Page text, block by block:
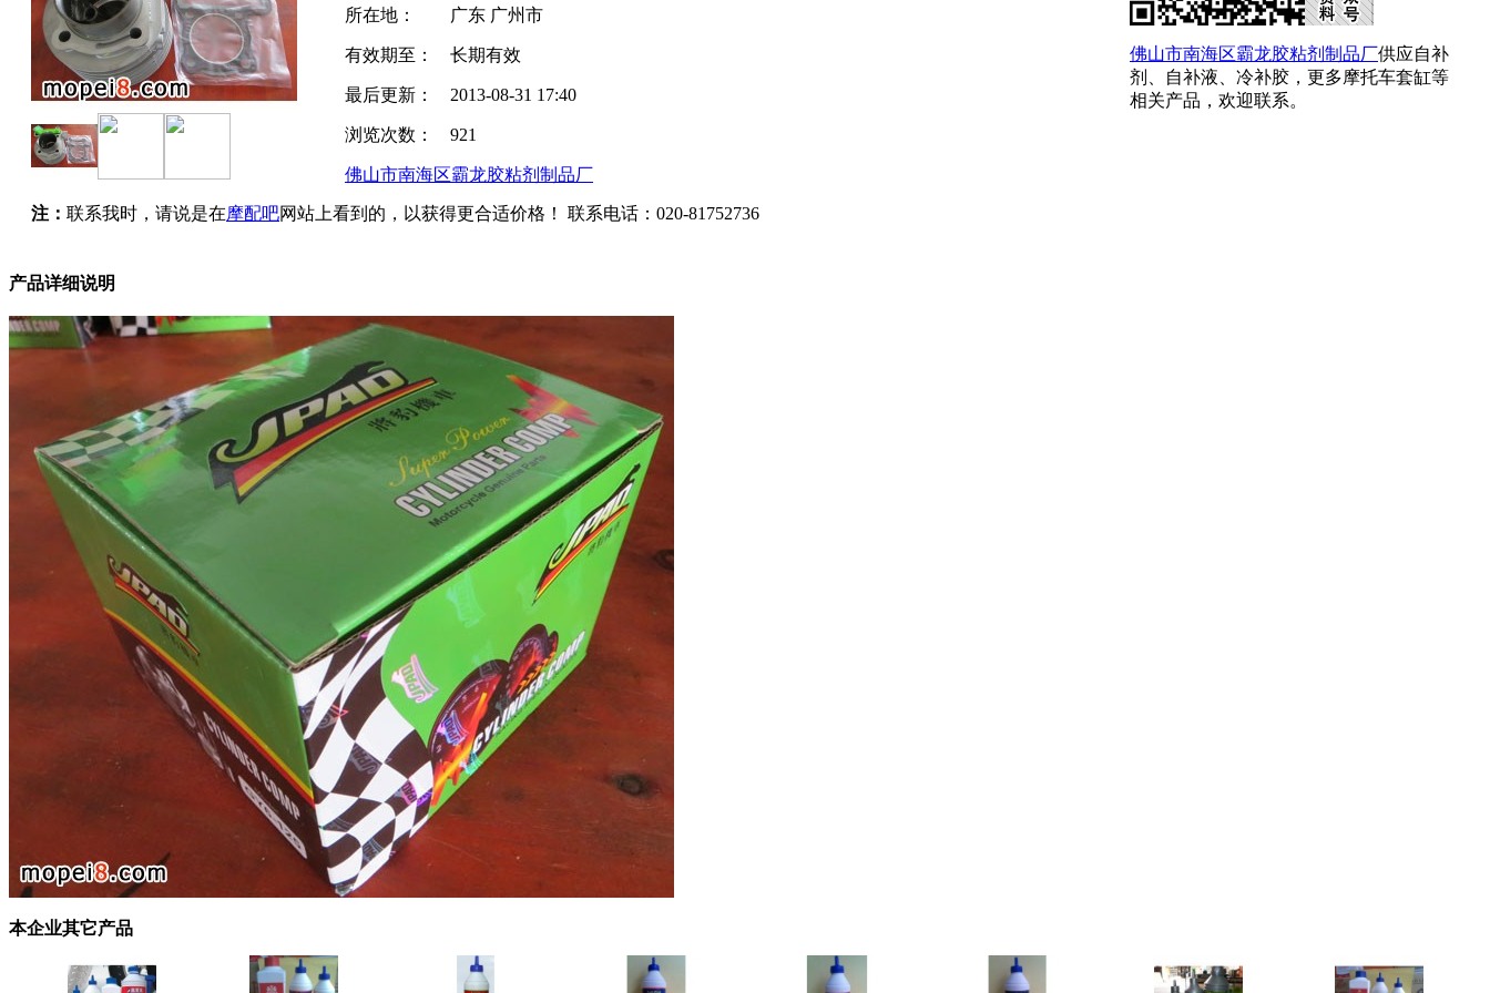
所在地： 广东 广州市
有效期至： 长期有效
最后更新： 2013-08-31 17:40
浏览次数： 921
佛山市南海区霸龙胶粘剂制品厂
注： 联系我时，请说是在摩配吧网站上看到的，以获得更合适价格！ 联系电话： 020-81752736
佛山市南海区霸龙胶粘剂制品厂供应自补
剂、自补液、冷补胶，更多摩托车套缸等
相关产品，欢迎联系。
产品详细说明
本企业其它产品